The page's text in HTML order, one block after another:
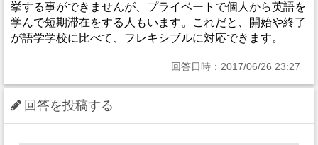
挙する事ができませんが、プライベートで個人から英語を
学んで短期滞在をする人もいます。これだと、開始や終了
が語学学校に比べて、フレキシブルに対応できます。
回答日時：2017/06/26 23:27
回答を投稿する